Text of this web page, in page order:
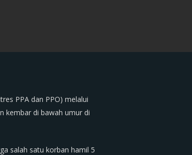
PPA dan PPO) melalui
kembar di bawah umur di
salah satu korban hamil 5